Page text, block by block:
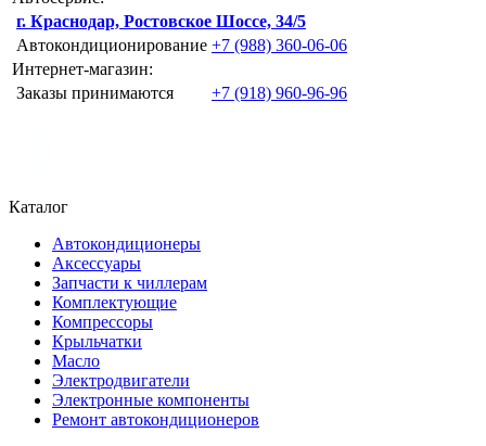
г. Краснодар, Ростовское Шоссе, 34/5
Автокондиционирование +7 (988) 360-06-06
Интернет-магазин:
Заказы принимаются
+7 (918) 960-96-96
Каталог
Автокондиционеры
Аксессуары
Запчасти к чиллерам
Комплектующие
Компрессоры
Крыльчатки
Масло
Электродвигатели
Электронные компоненты
Ремонт автокондиционеров